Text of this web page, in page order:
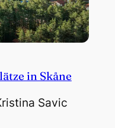
in Skåne
Savic